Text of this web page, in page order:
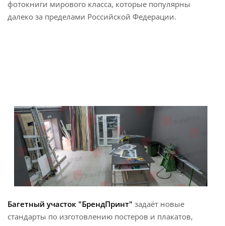
фотокниги мирового класса, которые популярны
далеко за пределами Российской Федерации.
Багетный участок "БрендПринт" задаёт новые
стандарты по изготовлению постеров и плакатов,